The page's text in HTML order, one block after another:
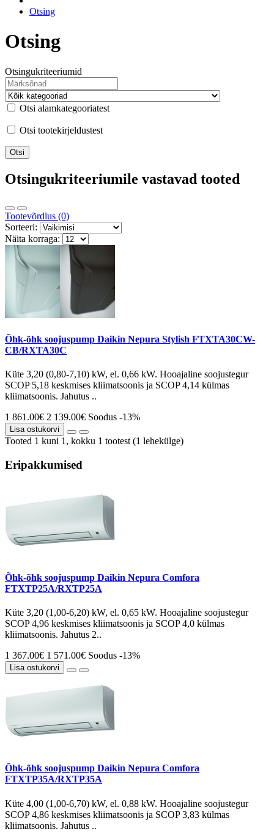
Otsing
Otsing
Otsingukriteeriumid
Otsi alamkategooriatest
Otsi tootekirjeldustest
Otsingukriteeriumile vastavad tooted
Tootevõrdlus (0)
Sorteeri:
Näita korraga:
Õhk-õhk soojuspump Daikin Nepura Stylish FTXTA30CW-
CB/RXTA30C
Küte 3,20 (0,80-7,10) kW, el. 0,66 kW. Hooajaline soojustegur
SCOP 5,18 keskmises kliimatsoonis ja SCOP 4,14 külmas
kliimatsoonis. Jahutus ..
1 861.00€ 2 139.00€ Soodus -13%
Lisa ostukorvi
Tooted 1 kuni 1, kokku 1 tootest (1 lehekülge)
Eripakkumised
Õhk-õhk soojuspump Daikin Nepura Comfora
FTXTP25A/RXTP25A
Küte 3,20 (1,00-6,20) kW, el. 0,65 kW. Hooajaline soojustegur
SCOP 4,96 keskmises kliimatsoonis ja SCOP 4,0 külmas
kliimatsoonis. Jahutus 2..
1 367.00€ 1 571.00€ Soodus -13%
Lisa ostukorvi
Õhk-õhk soojuspump Daikin Nepura Comfora
FTXTP35A/RXTP35A
Küte 4,00 (1,00-6,70) kW, el. 0,88 kW. Hooajaline soojustegur
SCOP 4,86 keskmises kliimatsoonis ja SCOP 3,83 külmas
kliimatsoonis. Jahutus ..